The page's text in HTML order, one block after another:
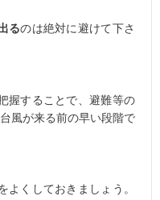
るのは絶対に避けて下さ
握することで、避難等の
風が来る前の早い段階で
くしておきましょう。